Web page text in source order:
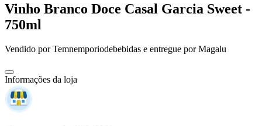
Vinho Branco Doce Casal Garcia Sweet -
750ml
Vendido porTemnemporiodebebidas e entregue por Magalu
Informações da loja